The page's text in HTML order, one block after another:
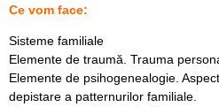
Ce vom face:
Sisteme familiale
Elemente de traumă. Trauma
Elemente de psihogenealogie.
depistare a patternurilor familiale.